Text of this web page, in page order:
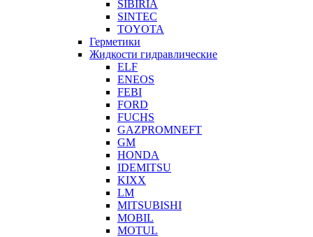
SIBIRIA
SINTEC
TOYOTA
Герметики
Жидкости гидравлические
ELF
ENEOS
FEBI
FORD
FUCHS
GAZPROMNEFT
GM
HONDA
IDEMITSU
KIXX
LM
MITSUBISHI
MOBIL
MOTUL